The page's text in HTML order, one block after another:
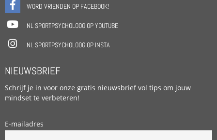
WORD VRIENDEN OP FACEBOOK!
NL SPORTPSYCHOLOOG OP YOUTUBE
NL SPORTPSYCHOLOOG OP INSTA
NIEUWSBRIEF
Schrijf je in voor onze gratis nieuwsbrief vol tips om jouw
mindset te verbeteren!
E-mailadres